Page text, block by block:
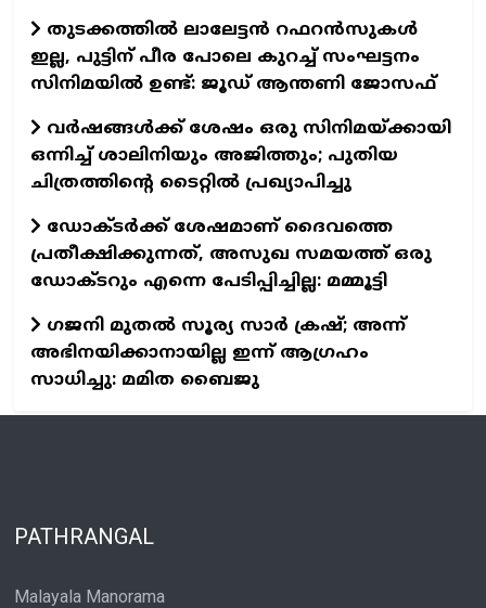
തുടക്കത്തില്‍ ലാലേട്ടന്‍ റഫറന്‍സുകള്‍
ഇല്ല, പുട്ടിന് പീര പോലെ കുറച്ച് സംഘട്ടനം
സിനിമയില്‍ ഉണ്ട്: ജൂഡ് ആന്തണി ജോസഫ്
വര്‍ഷങ്ങള്‍ക്ക് ശേഷം ഒരു സിനിമയ്ക്കായി
ഒന്നിച്ച് ശാലിനിയും അജിത്തും; പുതിയ
ചിത്രത്തിന്റെ ടൈറ്റില്‍ പ്രഖ്യാപിച്ചു
ഡോക്ടര്‍ക്ക് ശേഷമാണ് ദൈവത്തെ
പ്രതീക്ഷിക്കുന്നത്, അസുഖ സമയത്ത് ഒരു
ഡോക്ടറും എന്നെ പേടിപ്പിച്ചില്ല: മമ്മൂട്ടി
ഗജനി മുതല്‍ സൂര്യ സാര്‍ ക്രഷ്; അന്ന്
അഭിനയിക്കാനായില്ല ഇന്ന് ആഗ്രഹം
സാധിച്ചു: മമിത ബൈജു
PATHRANGAL
Malayala Manorama